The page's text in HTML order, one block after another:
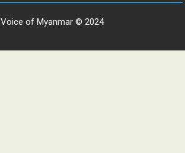
Voice of Myanmar © 2024